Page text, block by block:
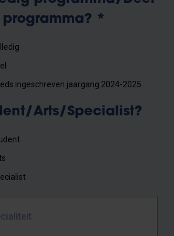
*
ingeschreven jaargang 2024-2025
Arts/Specialist?